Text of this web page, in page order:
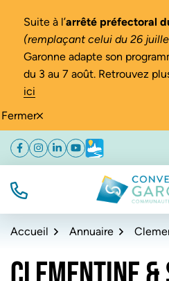
Fermer
Suite à l’arrêté préfectoral
(remplaçant celui du 26
Garonne adapte son
du 3 au 7 août. Retrouvez
ici
Aller
navigation
Aller
au
Aller
au
de
Facebook
(ouverture dans un nouvel onglet)
Instagram
(ouverture dans un nouvel
Linkedin
(ouverture dans un nouvel
YouTube
(ouverture dans un
Météo
(ouverture dans
TÉL.
Accueil Annuaire